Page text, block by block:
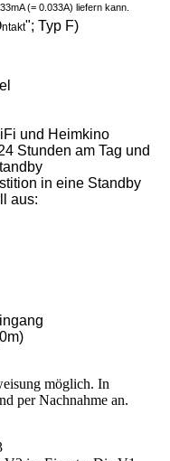
(= 0.033A) liefern kann.
ntakt"; Typ F)
und Heimkino
Stunden am Tag und
in eine Standby
aus:
möglich. In
per Nachnahme an.